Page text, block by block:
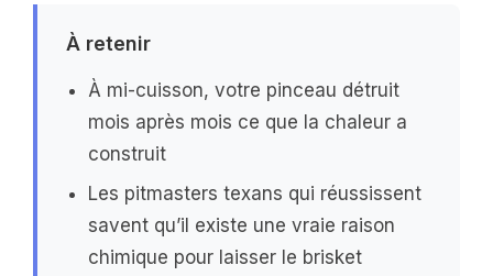
À retenir
À mi-cuisson, votre pinceau détruit
mois après mois ce que la chaleur a
construit
Les pitmasters texans qui réussissent
savent qu’il existe une vraie raison
chimique pour laisser le brisket